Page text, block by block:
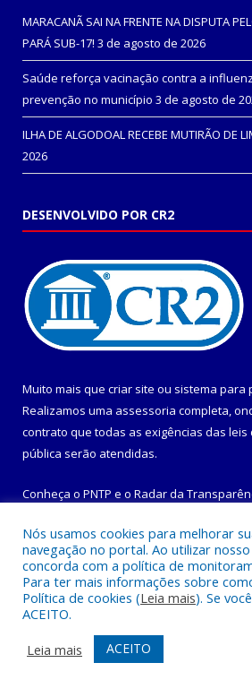
MARACANÃ SAI NA FRENTE NA DISPUTA
PARÁ SUB-17! 3 de agosto de 2026
Saúde reforça vacinação contra a
prevenção no município 3 de agosto de
ILHA DE ALGODOAL RECEBE MUTIRÃO DE
2026
DESENVOLVIDO POR CR2
Muito mais que criar site ou sistema para
Realizamos uma assessoria completa,
contrato que todas as exigências das leis
pública serão atendidas.
Conheça o PNTP e o Radar da
Todos os direitos reservados a
Maracanã.
Mapa do Site
Acessar Área
Acessar Webmail
Nós usamos cookies para melhorar
navegação no portal. Ao utilizar
concorda com a política de
Para ter mais informações sobre
Política de cookies (Leia mais). Se
ACEITO.
Leia mais
ACEITO